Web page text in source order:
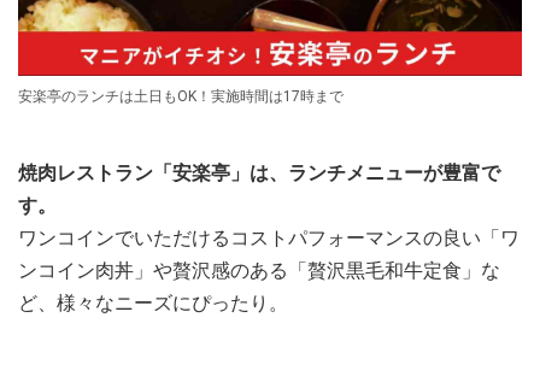
安楽亭のランチは土日もOK！実施時間は17時まで
焼肉レストラン「安楽亭」は、ランチメニューが豊富で
す。
ワンコインでいただけるコストパフォーマンスの良い「ワ
ンコイン肉丼」や贅沢感のある「贅沢黒毛和牛定食」な
ど、様々なニーズにぴったり。